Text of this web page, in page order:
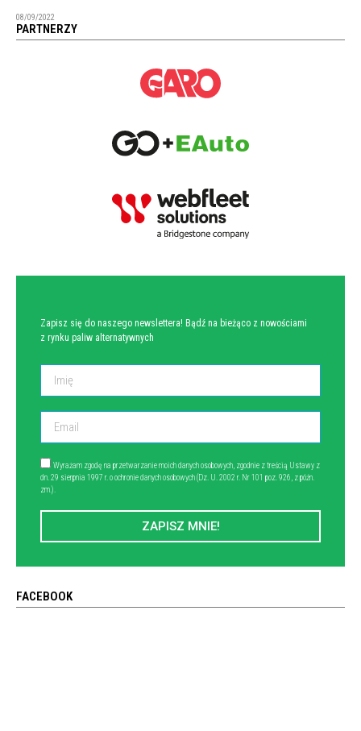
08/09/2022
PARTNERZY
Zapisz się do naszego newslettera! Bądź na bieżąco z nowościami
z rynku paliw alternatywnych
Wyrażam zgodę na przetwarzanie moich danych osobowych, zgodnie z treścią Ustawy z
dn. 29 sierpnia 1997 r. o ochronie danych osobowych (Dz. U. 2002 r. Nr 101 poz. 926, z późn.
zm.).
ZAPISZ MNIE!
FACEBOOK